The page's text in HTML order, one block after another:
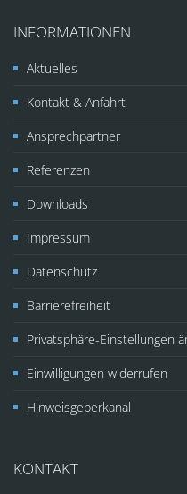
INFORMATIONEN
Aktuelles
Kontakt & Anfahrt
Ansprechpartner
Referenzen
Downloads
Impressum
Datenschutz
Barrierefreiheit
Privatsphäre-Einstellungen
Einwilligungen widerrufen
Hinweisgeberkanal
KONTAKT